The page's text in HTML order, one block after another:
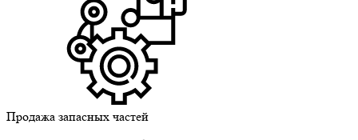
Продажа запасных частей